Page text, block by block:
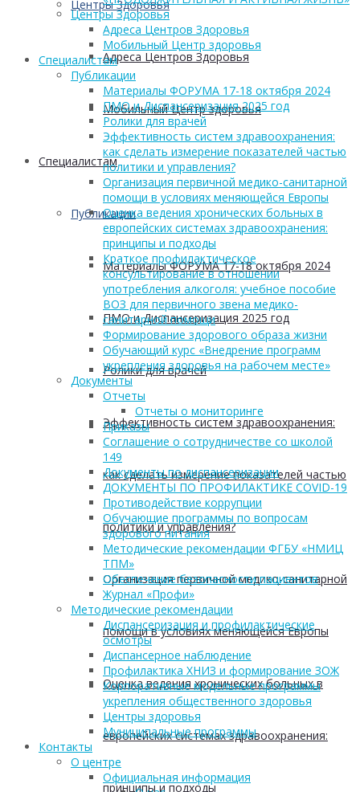
Центры Здоровья
Адреса Центров Здоровья
Мобильный Центр здоровья
Cпециалистам
Публикации
Материалы ФОРУМА 17-18 октября 2024
ПМО и Диспансеризация 2025 год
Ролики для врачей
Эффективность систем здравоохранения:
как сделать измерение показателей частью
политики и управления?
Организация первичной медико-санитарной
помощи в условиях меняющейся Европы
Оценка ведения хронических больных в
европейских системах здравоохранения:
принципы и подходы
Центры Здоровья
Адреса Центров Здоровья
Мобильный Центр здоровья
Cпециалистам
Публикации
Материалы ФОРУМА 17-18 октября 2024
ПМО и Диспансеризация 2025 год
Ролики для врачей
Эффективность систем здравоохранения:
как сделать измерение показателей частью
политики и управления?
Организация первичной медико-санитарной
помощи в условиях меняющейся Европы
Оценка ведения хронических больных в
европейских системах здравоохранения:
принципы и подходы
Краткое профилактическое
консультирование в отношении
употребления алкоголя: учебное пособие
ВОЗ для первичного звена медико-
санитарной помощи
Формирование здорового образа жизни
Обучающий курс «Внедрение программ
укрепления здоровья на рабочем месте»
Документы
Отчеты
Отчеты о мониторинге
Приказы
Соглашение о сотрудничестве со школой
149
Документы по диспансеризации
ДОКУМЕНТЫ ПО ПРОФИЛАКТИКЕ COVID-19
Противодействие коррупции
Обучающие программы по вопросам
здорового питания
Методические рекомендации ФГБУ «НМИЦ
ТПМ»
Обеспечение безопасности пациентов
Журнал «Профи»
Методические рекомендации
Диспансеризация и профилактические
осмотры
Диспансерное наблюдение
Профилактика ХНИЗ и формирование ЗОЖ
Корпоративные модельные программы
укрепления общественного здоровья
Центры здоровья
Муниципальные программы
Контакты
О центре
Официальная информация